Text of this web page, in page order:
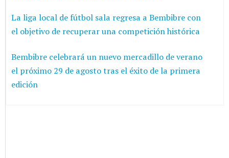
La liga local de fútbol sala regresa a Bembibre con
el objetivo de recuperar una competición histórica
Bembibre celebrará un nuevo mercadillo de verano
el próximo 29 de agosto tras el éxito de la primera
edición